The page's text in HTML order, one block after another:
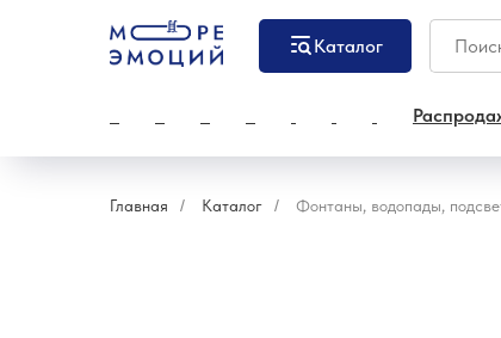
Каталог
Главная / Каталог / Фонтаны, водопады,